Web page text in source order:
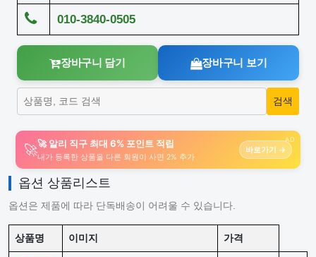
010-3840-0505
장바구니 담기 장바구니 보기
AD
🚀🚀 알리 직구 최대 6% 포인트 적립
내가 등록한 상품을 다른 회원이 사면 2% 추가
바로가기 →
옵션 상품리스트
옵션은 제품에 따라 단독배송이 어려울 수 있습니다.
상품명 이미지 가격